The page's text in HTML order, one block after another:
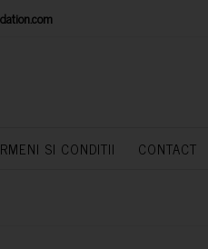
powered
SI CONDITII CONTACT